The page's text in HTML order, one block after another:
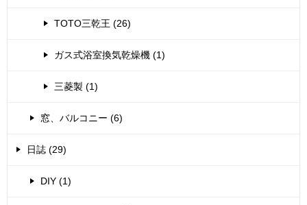
TOTO三乾王 (26)
ガス式浴室換気乾燥機 (1)
三菱製 (1)
窓、バルコニー (6)
日誌 (29)
DIY (1)